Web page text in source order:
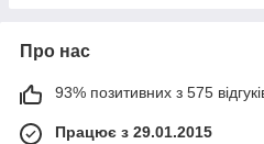
Про нас
93% позитивних з 575
Працює з 29.01.2015